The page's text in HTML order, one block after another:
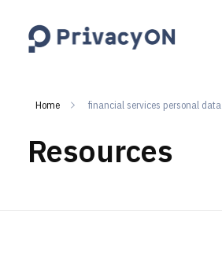
Home financial services personal data
Resources